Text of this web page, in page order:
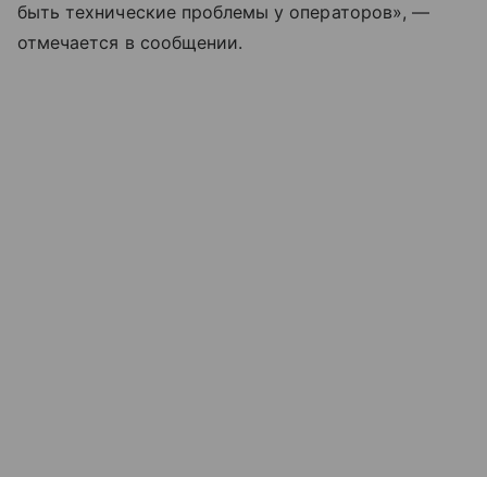
быть технические проблемы у операторов», —
отмечается в сообщении.